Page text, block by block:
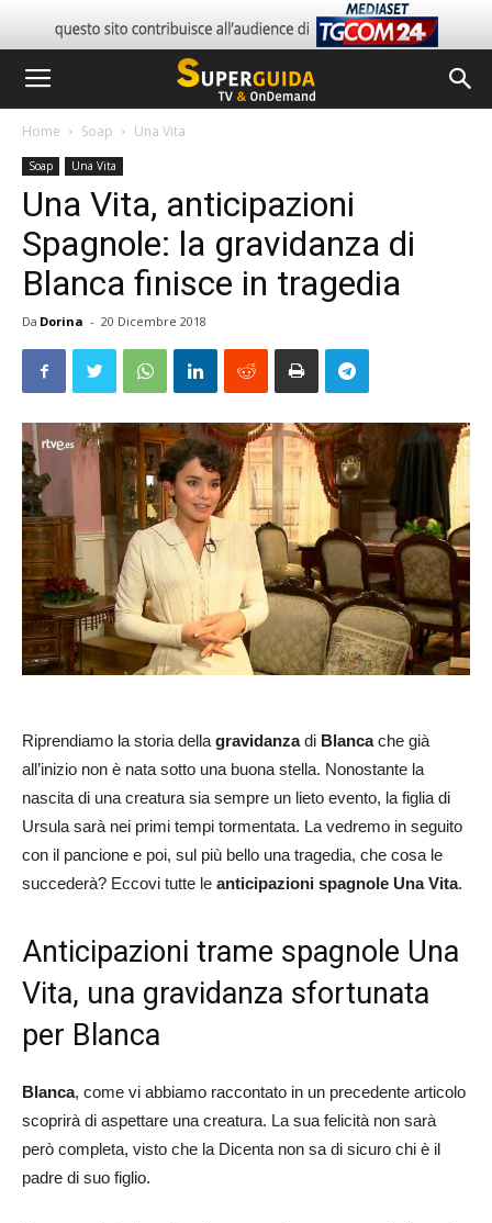
Home Soap Una Vita
Soap Una Vita
Una Vita, anticipazioni
Spagnole: la gravidanza di
Blanca finisce in tragedia
Da Dorina - 20 Dicembre 2018
Riprendiamo la storia della gravidanzadi Blancache già
all’inizio non è nata sotto una buona stella. Nonostante la
nascita di una creatura sia sempre un lieto evento, la figlia di
Ursula sarà nei primi tempi tormentata. La vedremo in seguito
con il pancione e poi, sul più bello una tragedia, che cosa le
succederà? Eccovi tutte le anticipazioni spagnole Una Vita.
Anticipazioni trame spagnole Una
Vita, una gravidanza sfortunata
per Blanca
Blanca, come vi abbiamo raccontato in un precedente articolo
scoprirà di aspettare una creatura. La sua felicità non sarà
però completa, visto che la Dicenta non sa di sicuro chi è il
padre di suo figlio.